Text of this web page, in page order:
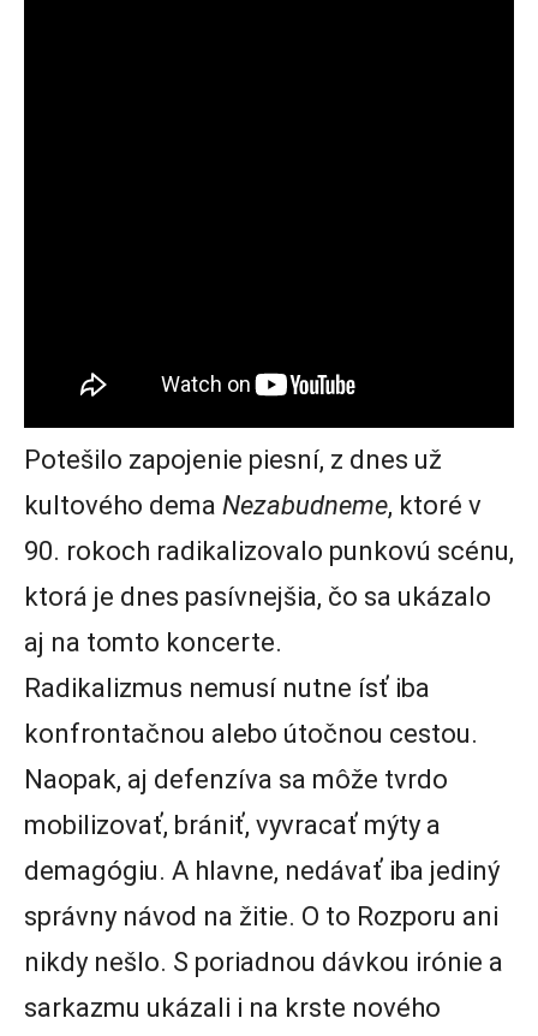
Potešilo zapojenie piesní, z dnes už
kultového dema Nezabudneme, ktoré v
90. rokoch radikalizovalo punkovú scénu,
ktorá je dnes pasívnejšia, čo sa ukázalo
aj na tomto koncerte.
Radikalizmus nemusí nutne ísť iba
konfrontačnou alebo útočnou cestou.
Naopak, aj defenzíva sa môže tvrdo
mobilizovať, brániť, vyvracať mýty a
demagógiu. A hlavne, nedávať iba jediný
správny návod na žitie. O to Rozporu ani
nikdy nešlo. S poriadnou dávkou irónie a
sarkazmu ukázali i na krste nového